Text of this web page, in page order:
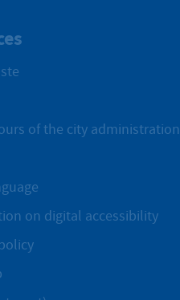
of the city administration
on digital accessibility